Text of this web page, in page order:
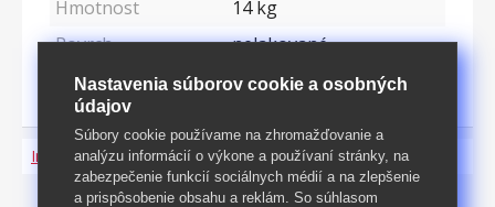
Hmotnost
14kg
Povrch
nelakované
Materiál
Masív
Informácie o produkte a bezpečnosti
Nastavenia súborov cookie a osobných
údajov
Súbory cookie používame na zhromažďovanie a
analýzu informácií o výkone a používaní stránky, na
zabezpečenie funkcií sociálnych médií a na zlepšenie
a prispôsobenie obsahu a reklám. So súhlasom